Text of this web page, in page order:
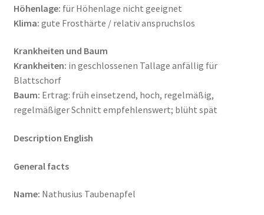
Höhenlage: für Höhenlage nicht geeignet
Klima: gute Frosthärte / relativ anspruchslos
Krankheiten und Baum
Krankheiten: in geschlossenen Tallage anfällig für
Blattschorf
Baum: Ertrag: früh einsetzend, hoch, regelmäßig,
regelmäßiger Schnitt empfehlenswert; blüht spät
Description English
General facts
Name: Nathusius Taubenapfel